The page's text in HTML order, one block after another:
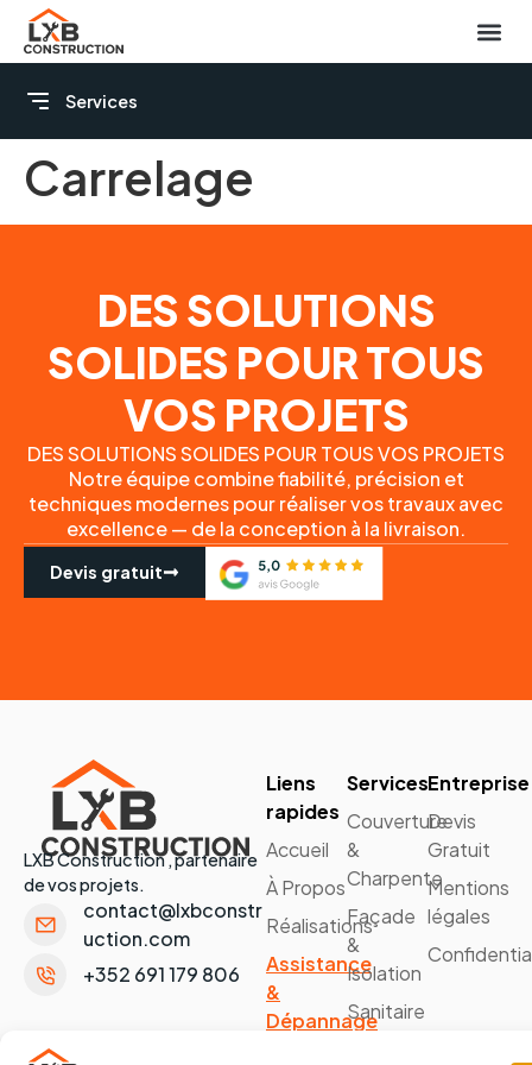
Services
Carrelage
DES SOLUTIONS
SOLIDES POUR TOUS
VOS PROJETS
DES SOLUTIONS SOLIDES POUR TOUS VOS PROJETS
Notre équipe combine fiabilité, précision et
techniques modernes pour réaliser vos travaux avec
excellence — de la conception à la livraison.
Devis gratuit
LXB Construction , partenaire
de vos projets.
contact@lxbconstr
uction.com
+352 691 179 806
Liens
rapides
Accueil
À Propos
Réalisations
Assistance
&
Dépannage
Services
Couverture
&
Charpente
Façade
&
Isolation
Sanitaire
Entreprise
Devis
Gratuit
Mentions
légales